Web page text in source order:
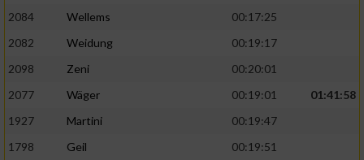
2084
Wellems
00:17:25
2082
Weidung
00:19:17
2098
Zeni
00:20:01
2077
Wäger 00:19:01
01:41:58
1927
Martini
00:19:47
1798
Geil
00:19:51